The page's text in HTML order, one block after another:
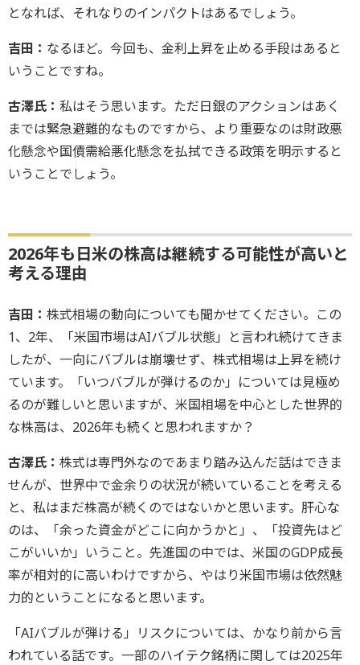
となれば、それなりのインパクトはあるでしょう。
吉田： なるほど。今回も、金利上昇を止める手段はあると
いうことですね。
古澤氏： 私はそう思います。ただ日銀のアクションはあく
までは緊急避難的なものですから、より重要なのは財政悪
化懸念や国債需給悪化懸念を払拭できる政策を明示すると
いうことでしょう。
2026年も日米の株高は継続する可能性が高いと
考える理由
吉田： 株式相場の動向についても聞かせてください。この
1、2年、「米国市場はAIバブル状態」と言われ続けてきま
したが、一向にバブルは崩壊せず、株式相場は上昇を続け
ています。「いつバブルが弾けるのか」については見極め
るのが難しいと思いますが、米国相場を中心とした世界的
な株高は、2026年も続くと思われますか？
古澤氏： 株式は専門外なのであまり踏み込んだ話はできま
せんが、世界中で金余りの状況が続いていることを考える
と、私はまだ株高が続くのではないかと思います。肝心な
のは、「余った資金がどこに向かうかと」、「投資先はど
こがいいか」いうこと。先進国の中では、米国のGDP成長
率が相対的に高いわけですから、やはり米国市場は依然魅
力的ということになると思います。
「AIバブルが弾ける」リスクについては、かなり前から言
われている話です。一部のハイテク銘柄に関しては2025年